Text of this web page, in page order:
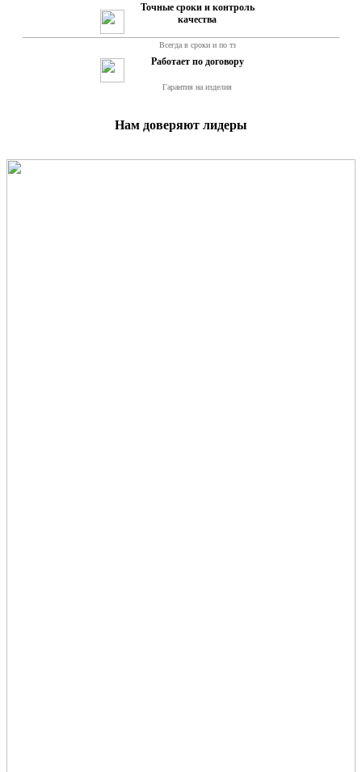
Точные сроки и контроль
качества
Всегда в сроки и по тз
Работает по договору
Гарантия на изделия
Нам доверяют лидеры